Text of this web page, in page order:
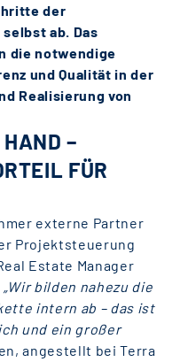
der
ab. Das
die notwendige
und Qualität in der
Realisierung von
–
FÜR
externe Partner
Projektsteuerung
Estate Manager
„Wir bilden nahezu die
intern ab – das ist
und ein großer
angestellt bei Terra